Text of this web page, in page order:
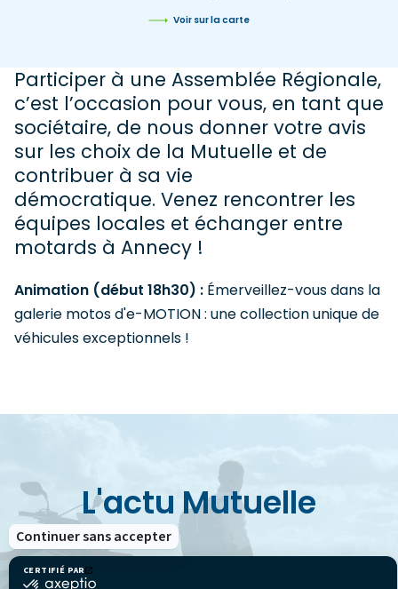
CERTIFIÉ PAR
certifié
Continuer sans accepter
Voir sur la carte
Participer à une Assemblée Régionale,
c’est l’occasion pour vous, en tant que
sociétaire, de nous donner votre avis
sur les choix de la Mutuelle et de
contribuer à sa vie
démocratique. Venez rencontrer les
équipes locales et échanger entre
motards à Annecy !
Animation (début 18h30) : Émerveillez-vous dans la
galerie motos d'e-MOTION : une collection unique de
véhicules exceptionnels !
L'actu Mutuelle
Découvrez toute l'actualité des passionnés de 2 et